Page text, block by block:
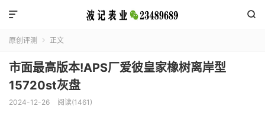


原创评测  正文
市面最高版本!APS厂爱彼皇家橡树离岸型
15720st灰盘
2024-12-26 阅读(1461)